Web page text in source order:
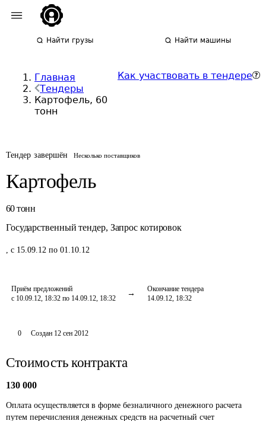
Найти грузы Найти машины
Главная
Тендеры
Картофель, 60
тонн
Как участвовать в тендере
Тендер завершён Несколько поставщиков
Картофель
60 тонн
Государственный тендер, Запрос котировок
, с 15.09.12 по 01.10.12
Приём предложений
с 10.09.12, 18:32 по 14.09.12, 18:32
Окончание тендера
14.09.12, 18:32
0 Создан 12 сен 2012
Стоимость контракта
130 000
Оплата осуществляется в форме безналичного денежного расчета
путем перечисления денежных средств на расчетный счет